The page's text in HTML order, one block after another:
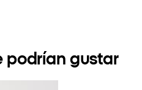
podrían gustar